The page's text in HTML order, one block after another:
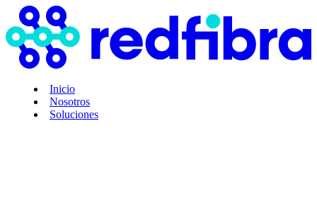
Inicio
Nosotros
Soluciones